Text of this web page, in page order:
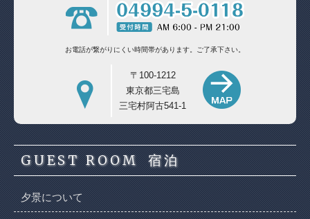
お電話が繋がりにくい時間帯があります。 ご了承下さい。
〒100-1212
東京都三宅島
三宅村阿古541-1
GUEST ROOM 宿泊
夕景について